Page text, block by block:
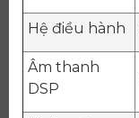
Hệ điều hành
Âm thanh
DSP